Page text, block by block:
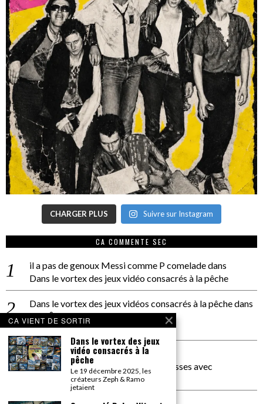
CHARGER PLUS Suivre sur Instagram
CA COMMENTE SEC
il a pas de genoux Messi comme P comeladedans
Dans le vortex des jeux vidéo consacrés à la pêche
Dans le vortex des jeux vidéos consacrés à la pêchedans
PACÔME THIELLEMENT
La séance d’Hip Gnose
La Patrie
dans
On a parlé Dolce Vita et lutte des classes avec
Bernardino Femminielli
CA VIENT DE SORTIR
Dans le vortex des jeux
vidéo consacrés à la
pêche
Le 19 décembre 2025, les
créateurs Zeph & Ramo
jetaient